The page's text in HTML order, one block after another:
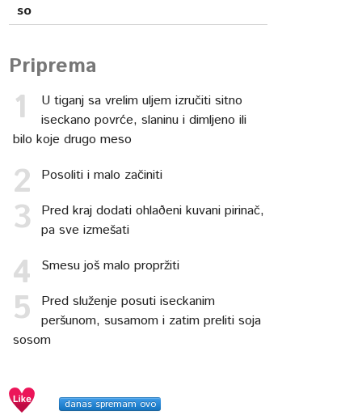
so
Priprema
U tiganj sa vrelim uljem izručiti sitno
iseckano povrće, slaninu i dimljeno ili
bilo koje drugo meso
Posoliti i malo začiniti
Pred kraj dodati ohlaðeni kuvani pirinač,
pa sve izmešati
Smesu još malo propržiti
Pred služenje posuti iseckanim
peršunom, susamom i zatim preliti soja
sosom
danas spremam ovo